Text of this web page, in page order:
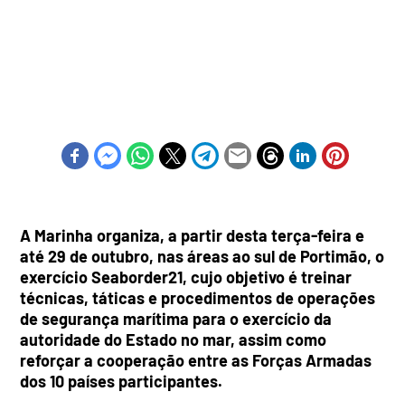
​A Marinha organiza, a partir desta terça-feira e
até 29 de outubro, nas áreas ao sul de Portimão, o
exercício Seaborder21, cujo objetivo é treinar
técnicas, táticas e procedimentos de operações
de segurança marítima para o exercício da
autoridade do Estado no mar, assim como
reforçar a cooperação entre as Forças Armadas
dos 10 países participantes.